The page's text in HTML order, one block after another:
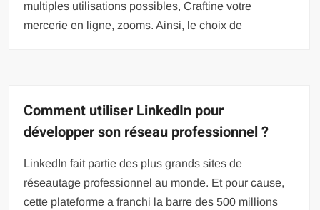
multiples utilisations possibles, Craftine votre
mercerie en ligne, zooms. Ainsi, le choix de
Comment utiliser LinkedIn pour
développer son réseau professionnel ?
LinkedIn fait partie des plus grands sites de
réseautage professionnel au monde. Et pour cause,
cette plateforme a franchi la barre des 500 millions